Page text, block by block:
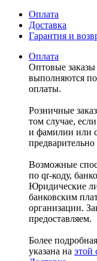
Оплата
Доставка
Гарантия и
Оплата
Оптовые
выполняются
оплаты.
Розничные
том случае,
и фамилии или
Возможные
по qr-коду,
Юридические
банковским
организации.
предоставляем.
Более
указана на этой